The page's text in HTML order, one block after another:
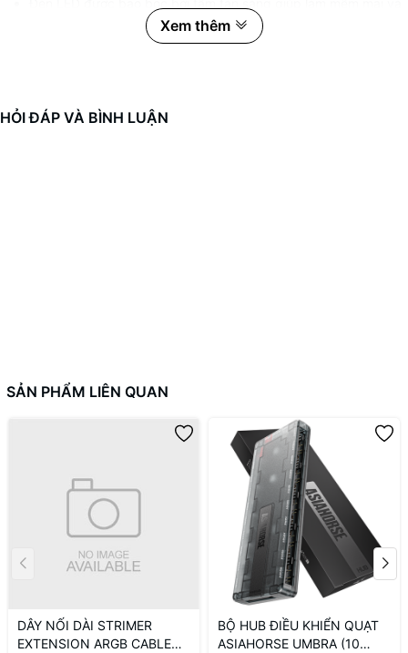
pha trộn màu sắc một cách đồng nhất và mượt mà
Bao gồm 3 loại ngàm kẹp khác nhau để có thể gắn đèn LED
Bảng mạch siêu mềm được phủ lớp phủ đặc biệt đảm bảo bạn
sẽ không thể nhìn ra các bóng LED đơn lẻ, thay vào đó là cả 1
Xem thêm
HỎI ĐÁP VÀ BÌNH LUẬN
SẢN PHẨM LIÊN QUAN
DÂY NỐI DÀI STRIMER
EXTENSION ARGB CABLE
BỘ HUB ĐIỀU KHIỂN QUẠT
ASIAHORSE UMBRA (10